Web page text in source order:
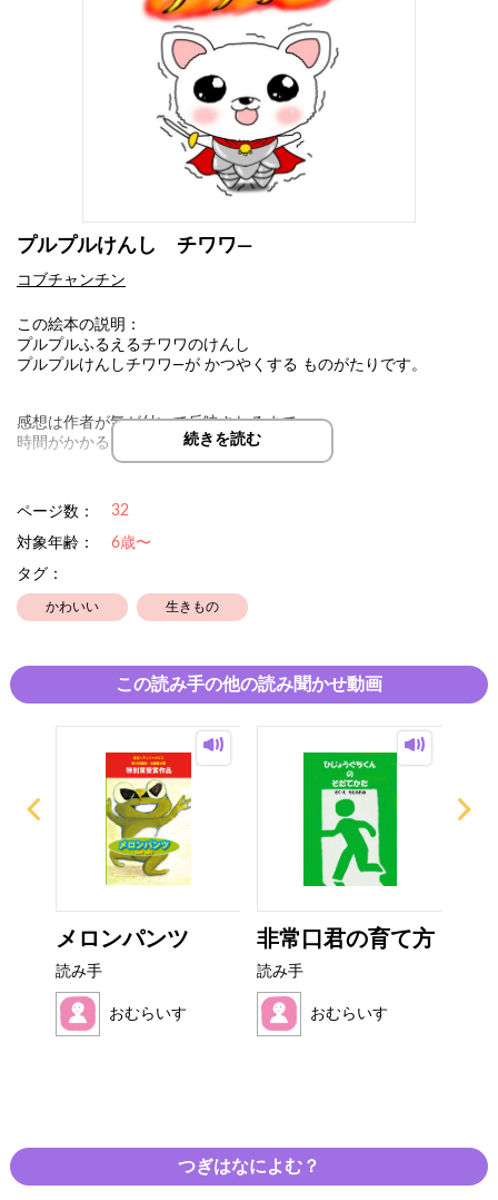
プルプルけんし チワワ―
コブチャンチン
この絵本の説明：
プルプルふるえるチワワのけんし
プルプルけんしチワワ―が かつやくする ものがたりです。
感想は作者が気が付いて反映されるまで
時間がかかることがあります。
続きを読む
ページ数： 32
対象年齢：
6歳〜
タグ：
かわいい 生きもの
この読み手の他の読み聞かせ動画
メロンパンツ
読み手
おむらいす
非常口君の育て方
読み手
おむらいす
つぎはなによむ？